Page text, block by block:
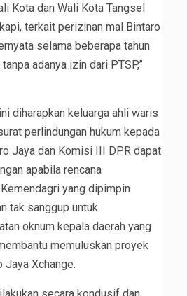
Kota dan Wali Kota Tangsel
terkait perizinan mal Bintaro
selama beberapa tahun
adanya izin dari PTSP,”
diharapkan keluarga ahli waris
perlindungan hukum kepada
Jaya dan Komisi III DPR dapat
apabila rencana
yang dipimpin
tak sanggup untuk
oknum kepala daerah yang
memuluskan proyek
Jaya Xchange.
secara kondusif dan